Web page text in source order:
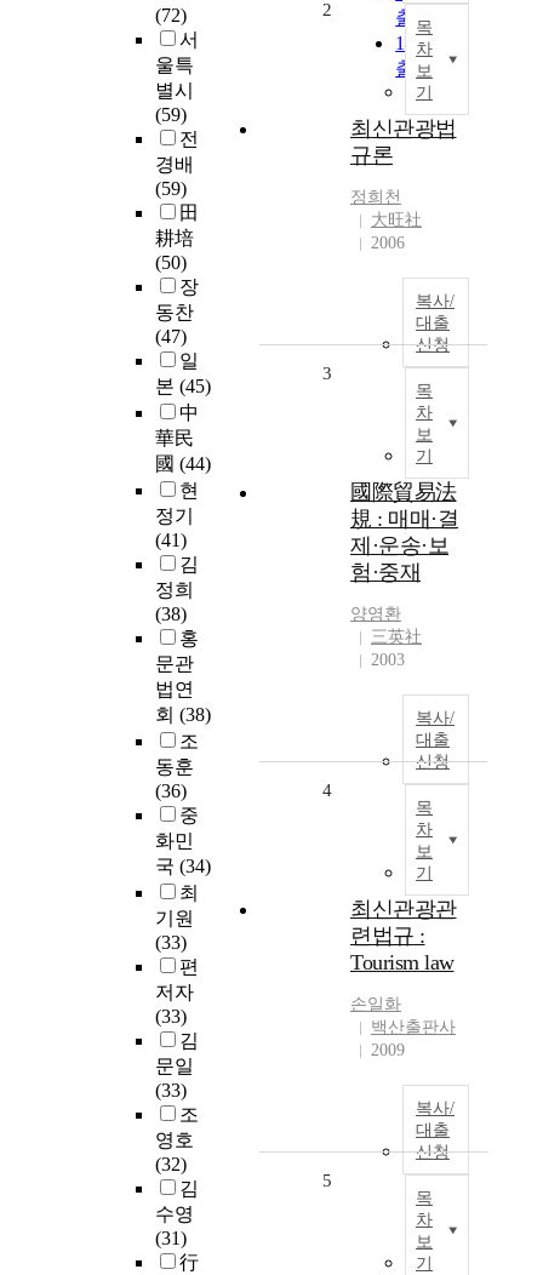
(72)
서
울특
별시
(59)
전
경배
(59)
田
耕培
(50)
장
동찬
(47)
일
본 (45)
中
華民
國 (44)
현
정기
(41)
김
정희
(38)
홍
문관
법연
회 (38)
조
동훈
(36)
중
화민
국 (34)
최
기원
(33)
편
저자
(33)
김
문일
(33)
조
영호
(32)
김
수영
(31)
行
출력
100개씩
출력
목
차
보
기
2
최신관광법
규론
정희천
大旺社
2006
복사/
대출
신청
목
차
보
기
3
國際貿易法
規 : 매매·결
제·운송·보
험·중재
양영환
三英社
2003
복사/
대출
신청
목
차
보
기
4
최신관광관
련법규 :
Tourism law
손일화
백산출판사
2009
복사/
대출
신청
목
차
보
기
5